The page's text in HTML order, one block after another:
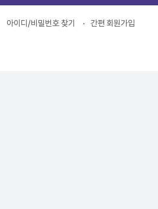
아이디/비밀번호 찾기 간편 회원가입